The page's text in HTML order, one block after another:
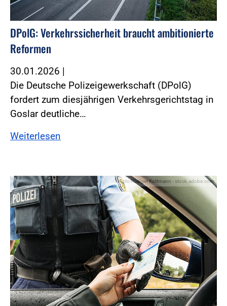
DPolG: Verkehrssicherheit braucht ambitionierte
Reformen
30.01.2026 |
Die Deutsche Polizeigewerkschaft (DPolG)
fordert zum diesjährigen Verkehrsgerichtstag in
Goslar deutliche…
Weiterlesen
Foto:Rüdiger Kottmann - stock.adobe.com